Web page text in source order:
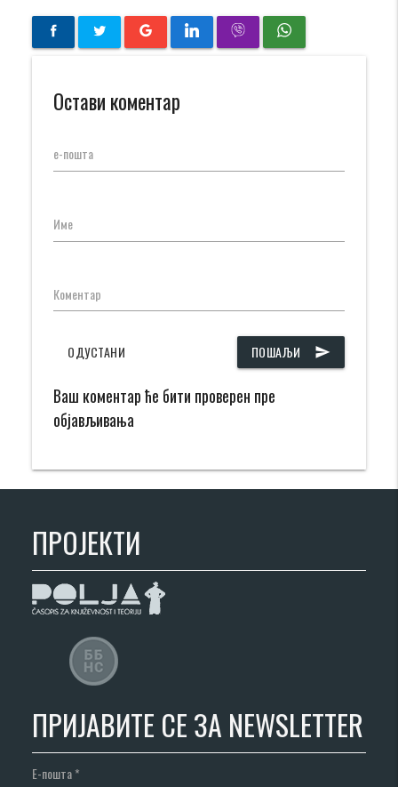
Остави коментар
е-пошта
Име
Коментар
ПОШАЉИ send
ОДУСТАНИ
Ваш коментар ће бити проверен пре
објављивања
ПРОЈЕКТИ
ПРИЈАВИТЕ СЕ ЗА NEWSLETTER
Е-пошта*